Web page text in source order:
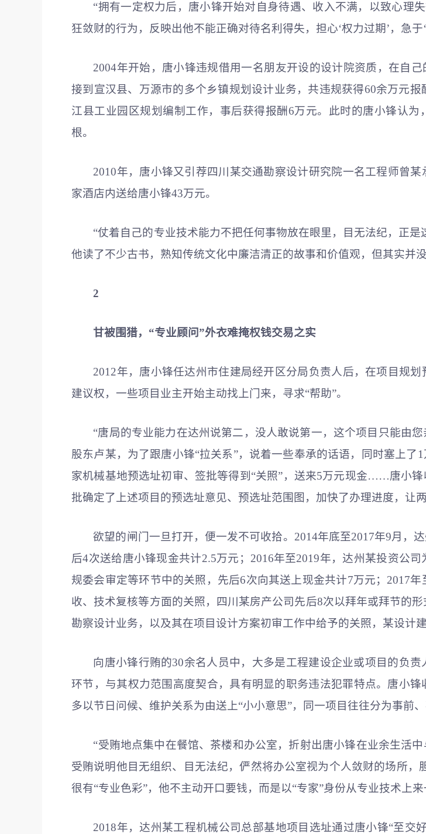
“拥有一定权力后，唐小锋开始对自身待遇、收入不满，以致心理
狂敛财的行为，反映出他不能正确对待名利得失，担心‘权力过期’，急于
2004年开始，唐小锋违规借用一名朋友开设的设计院资质，在自
接到宣汉县、万源市的多个乡镇规划设计业务，共违规获得60余万元
江县工业园区规划编制工作，事后获得报酬6万元。此时的唐小锋认
根。
2010年，唐小锋又引荐四川某交通勘察设计研究院一名工程师曾
家酒店内送给唐小锋43万元。
“仗着自己的专业技术能力不把任何事物放在眼里，目无法纪，正
他读了不少古书，熟知传统文化中廉洁清正的故事和价值观，但其实并
2
甘被围猎，“专业顾问”外衣难掩权钱交易之实
2012年，唐小锋任达州市住建局经开区分局负责人后，在项目规
建议权，一些项目业主开始主动找上门来，寻求“帮助”。
“唐局的专业能力在达州说第二，没人敢说第一，这个项目只能由
股东卢某，为了跟唐小锋“拉关系”，说着一些奉承的话语，同时塞上
家机械基地预选址初审、签批等得到“关照”，送来5万元现金……唐小
批确定了上述项目的预选址意见、预选址范围图，加快了办理进度，让
欲望的闸门一旦打开，便一发不可收拾。2014年底至2017年9月，
后4次送给唐小锋现金共计2.5万元；2016年至2019年，达州某投资公
规委会审定等环节中的关照，先后6次向其送上现金共计7万元；2017
收、技术复核等方面的关照，四川某房产公司先后8次以拜年或拜节的
勘察设计业务，以及其在项目设计方案初审工作中给予的关照，某设
向唐小锋行贿的30余名人员中，大多是工程建设企业或项目的负
环节，与其权力范围高度契合，具有明显的职务违法犯罪特点。唐小
多以节日问候、维护关系为由送上“小小意思”，同一项目往往分为事前
“受贿地点集中在餐馆、茶楼和办公室，折射出唐小锋在业余生活
受贿说明他目无组织、目无法纪，俨然将办公室视为个人敛财的场所
很有“专业色彩”，他不主动开口要钱，而是以“专家”身份从专业技术上来
2018年，达州某工程机械公司总部基地项目选址通过唐小锋“至交